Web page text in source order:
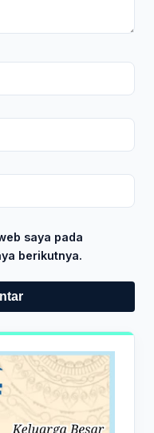
saya pada
berikutnya.